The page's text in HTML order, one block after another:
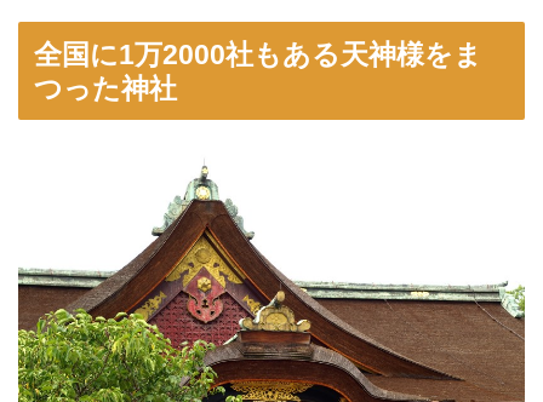
全国に1万2000社もある天神様をま
つった神社